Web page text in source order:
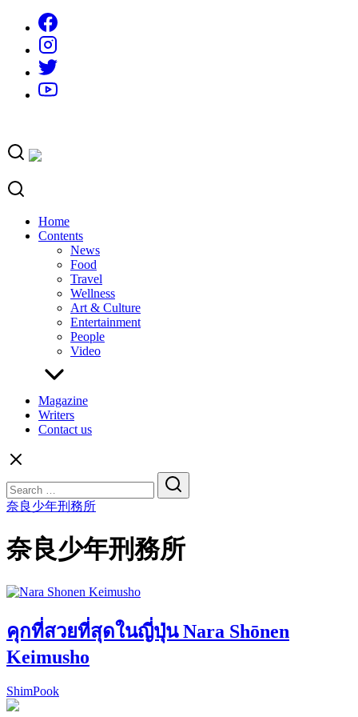
content
Home
Contents
News
Food
Travel
Wellness
Art & Culture
Entertainment
People
Video
Magazine
Writers
Contact us
for:
奈良少年刑務所
奈良少年刑務所
คุกที่สวยที่สุดในญี่ปุ่น Nara Shōnen
Keimusho
ShimPook